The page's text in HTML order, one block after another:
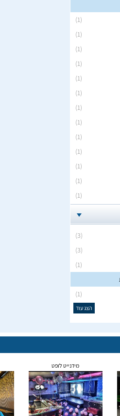
(1)
(1)
(1)
(1)
(1)
(1)
(1)
(1)
(1)
(1)
(1)
(1)
(1)
(3)
(3)
(1)
(1)
הצג עוד
מידנייט לופט